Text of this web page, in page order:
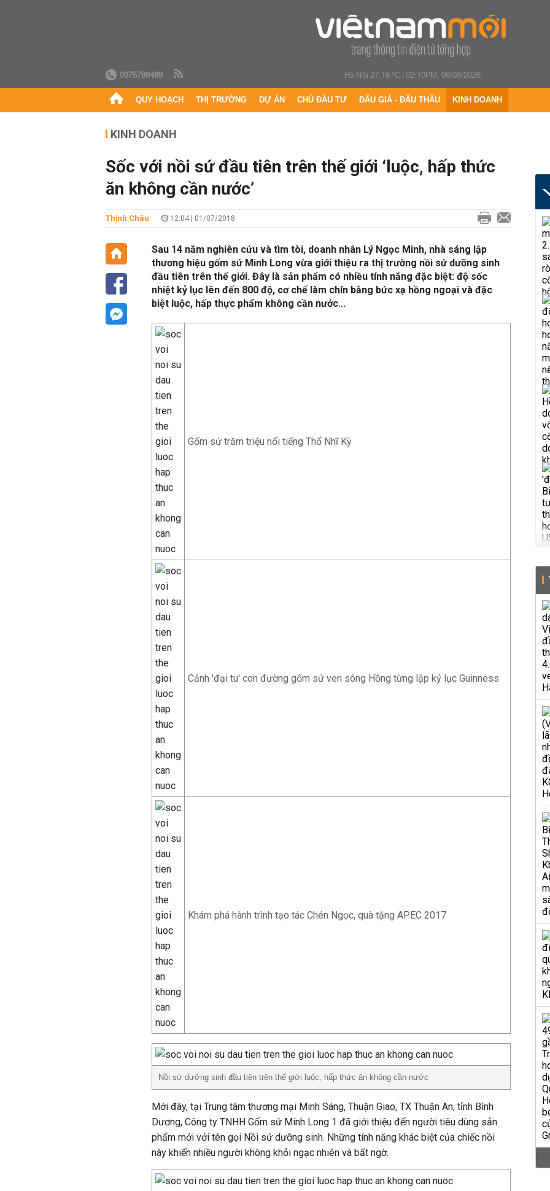
0975798489 Hà Nội 27.16 °C|02:10PM, 06/08/2026
QUY HOẠCH THỊ TRƯỜNG DỰ ÁN CHỦ ĐẦU TƯ ĐẤU GIÁ - ĐẤU THẦU KINH DOANH
KINH DOANH
Sốc với nồi sứ đầu tiên trên thế giới ‘luộc, hấp thức
ăn không cần nước’
Thịnh Châu 12:04 | 01/07/2018
Sau 14 năm nghiên cứu và tìm tòi, doanh nhân Lý Ngọc Minh, nhà sáng lập
thương hiệu gốm sứ Minh Long vừa giới thiệu ra thị trường nồi sứ dưỡng sinh
đầu tiên trên thế giới. Đây là sản phẩm có nhiều tính năng đặc biệt: độ sốc
nhiệt kỷ lục lên đến 800 độ, cơ chế làm chín bằng bức xạ hồng ngoại và đặc
biệt luộc, hấp thực phẩm không cần nước...
Gốm sứ trăm triệu nổi tiếng Thổ Nhĩ Kỳ
Cảnh 'đại tu' con đường gốm sứ ven sông Hồng từng lập kỷ lục Guinness
Khám phá hành trình tạo tác Chén Ngọc, quà tặng APEC 2017
Nồi sứ dưỡng sinh đầu tiên trên thế giới luộc, hấp thức ăn không cần nước
Mới đây, tại Trung tâm thương mại Minh Sáng, Thuận Giao, TX Thuận An, tỉnh Bình
Dương, Công ty TNHH Gốm sứ Minh Long 1 đã giới thiệu đến người tiêu dùng sản
phẩm mới với tên gọi Nồi sứ dưỡng sinh. Những tính năng khác biệt của chiếc nồi
này khiến nhiều người không khỏi ngạc nhiên và bất ngờ.